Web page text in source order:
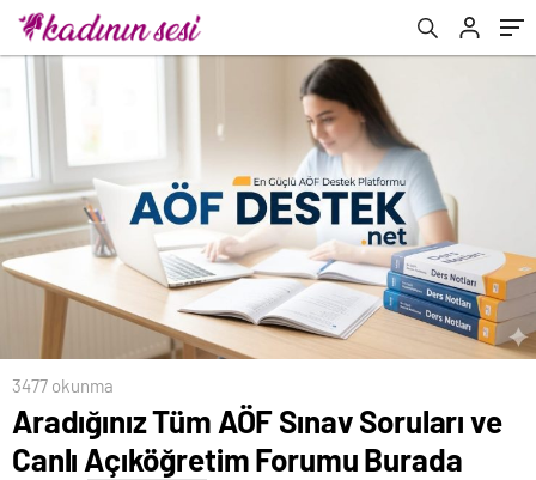
3477 okunma
Aradığınız Tüm AÖF Sınav Soruları ve
Canlı Açıköğretim Forumu Burada